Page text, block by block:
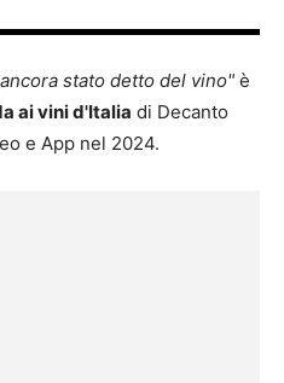
stato detto del vino" è
ai vini d'Italia di Decanto
e App nel 2024.